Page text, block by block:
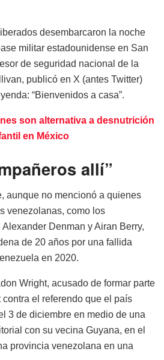
desembarcaron la noche
militar estadounidense en San
de seguridad nacional de la
publicó en X (antes Twitter)
“Bienvenidos a casa”.
son alternativa a desnutrición
en México
allí”
aunque no mencionó a quienes
venezolanas, como los
Denman y Airan Berry,
de 20 años por una fallida
en 2020.
Wright, acusado de formar parte
el referendo que el país
3 de diciembre en medio de una
con su vecina Guyana, en el
provincia venezolana en una